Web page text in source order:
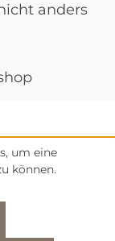
anders
um eine
können.